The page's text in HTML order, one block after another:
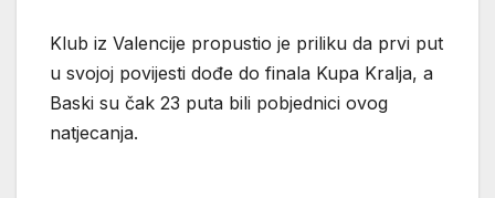
Klub iz Valencije propustio je priliku da prvi put
u svojoj povijesti dođe do finala Kupa Kralja, a
Baski su čak 23 puta bili pobjednici ovog
natjecanja.